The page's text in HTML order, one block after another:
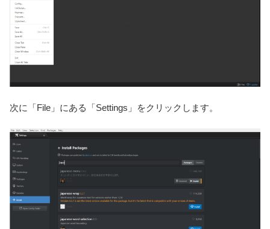
次に「File」にある「Settings」をクリックします。